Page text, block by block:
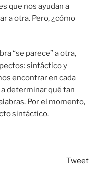
que nos ayudan a
a otra. Pero, ¿cómo
“se parece” a otra,
sintáctico y
encontrar en cada
determinar qué tan
Por el momento,
sintáctico.
Tweet